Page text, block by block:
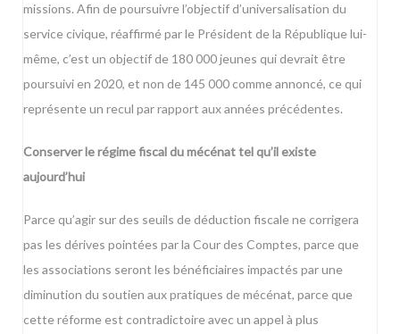
missions. Afin de poursuivre l’objectif d’universalisation du
service civique, réaffirmé par le Président de la République lui-
même, c’est un objectif de 180 000 jeunes qui devrait être
poursuivi en 2020, et non de 145 000 comme annoncé, ce qui
représente un recul par rapport aux années précédentes.
Conserver le régime fiscal du mécénat tel qu’il existe
aujourd’hui
Parce qu’agir sur des seuils de déduction fiscale ne corrigera
pas les dérives pointées par la Cour des Comptes, parce que
les associations seront les bénéficiaires impactés par une
diminution du soutien aux pratiques de mécénat, parce que
cette réforme est contradictoire avec un appel à plus